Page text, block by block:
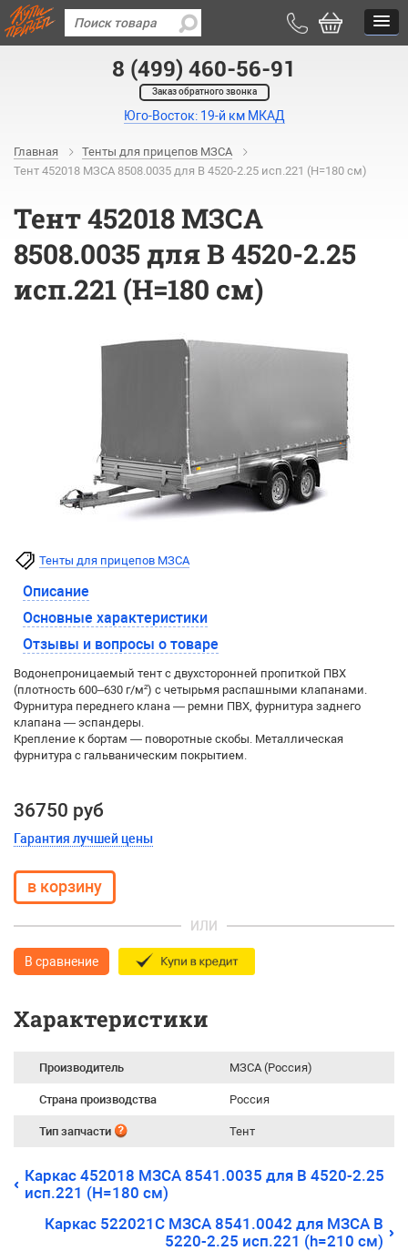
8 (499) 460-56-91
Заказ обратного звонка
Юго-Восток: 19-й км МКАД
Главная
Тенты для прицепов МЗСА
Тент 452018 МЗСА 8508.0035 для B 4520-2.25 исп.221 (Н=180 см)
Тент 452018 МЗСА
8508.0035 для B 4520-2.25
исп.221 (Н=180 см)
Тенты для прицепов МЗСА
Описание
Основные характеристики
Отзывы и вопросы о товаре
Водонепроницаемый тент с двухсторонней пропиткой ПВХ
(плотность 600–630 г/м²) с четырьмя распашными клапанами.
Фурнитура переднего клана — ремни ПВХ, фурнитура заднего
клапана — эспандеры.
Крепление к бортам — поворотные скобы. Металлическая
фурнитура с гальваническим покрытием.
36750 руб
Гарантия лучшей цены
ИЛИ
В сравнение
Характеристики
Производитель МЗСА (Россия)
Страна производства Россия
Тип запчасти Тент
Каркас 452018 МЗСА 8541.0035 для B 4520-2.25
исп.221 (Н=180 см)
Каркас 522021С МЗСА 8541.0042 для МЗСА B
5220-2.25 исп.221 (h=210 см)